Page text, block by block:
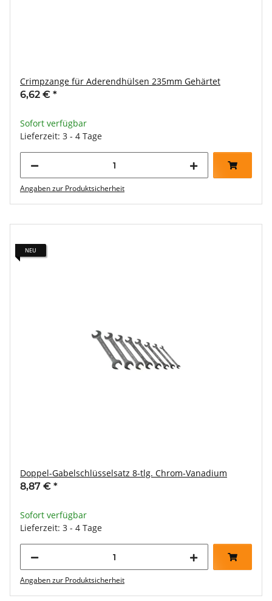
Crimpzange für Aderendhülsen 235mm Gehärtet
6,62 € *
Sofort verfügbar
Lieferzeit: 3 - 4 Tage
Angaben zur Produktsicherheit
NEU
Doppel-Gabelschlüsselsatz 8-tlg. Chrom-Vanadium
8,87 € *
Sofort verfügbar
Lieferzeit: 3 - 4 Tage
Angaben zur Produktsicherheit